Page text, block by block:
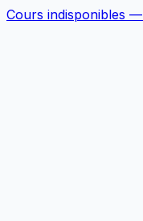
Cours indisponibles —